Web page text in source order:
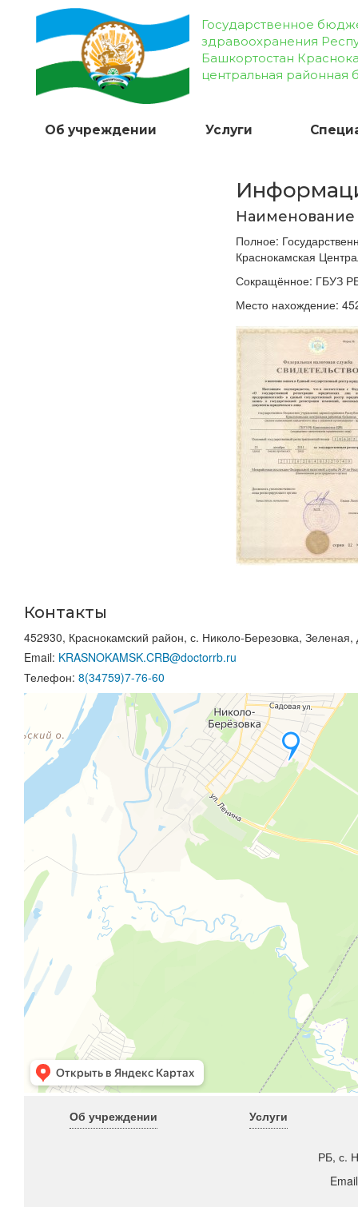
Государственное
здравоохранения
Башкортостан
центральная районная
Об учреждении Услуги
Полное:
Краснокамская
Сокращённое: ГБУЗ
Место нахождение:
Контакты
452930, Краснокамский район, с. Николо-Березовка, Зеленая,
Email: KRASNOKAMSK.CRB@doctorrb.ru
Телефон: 8(34759)7-76-60
Об учреждении Услуги
РБ, с.